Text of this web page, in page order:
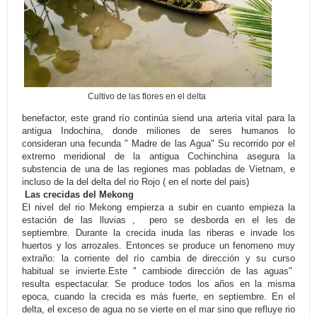
Cultivo de las flores en el delta
benefactor, este grand río continúa siend una arteria vital para la
antigua Indochina, donde miliones de seres humanos lo
consideran una fecunda " Madre de las Agua" Su recorrido por el
extremo meridional de la antigua Cochinchina asegura la
substencia de una de las regiones mas pobladas de Vietnam, e
incluso de la del delta del rio Rojo ( en el norte del pais)
Las crecidas del Mekong
El nivel del rio Mekong empierza a subir en cuanto empieza la
estación de las lluvias , pero se desborda en el les de
septiembre. Durante la crecida inuda las riberas e invade los
huertos y los arrozales. Entonces se produce un fenomeno muy
extraño: la corriente del río cambia de dirección y su curso
habitual se invierte.Este " cambiode dirección de las aguas"
resulta espectacular. Se produce todos los años en la misma
epoca, cuando la crecida es más fuerte, en septiembre. En el
delta, el exceso de agua no se vierte en el mar sino que refluye rio